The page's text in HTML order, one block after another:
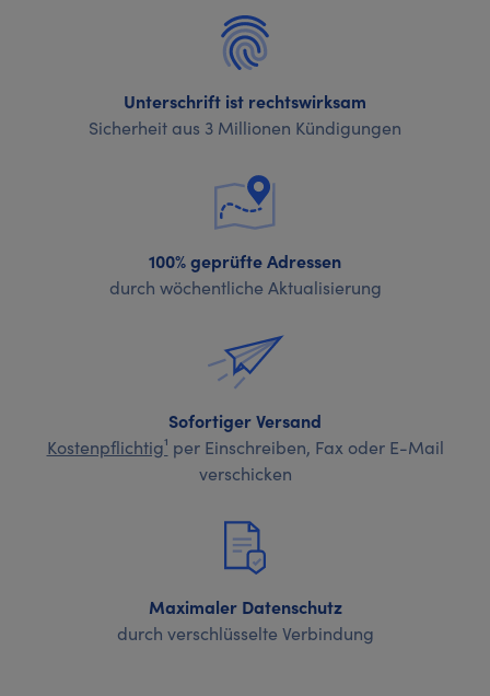
Unterschrift ist rechtswirksam
Sicherheit aus 3 Millionen Kündigungen
100% geprüfte Adressen
durch wöchentliche Aktualisierung
Sofortiger Versand
Kostenpflichtig¹ per Einschreiben, Fax oder E-Mail
verschicken
Maximaler Datenschutz
durch verschlüsselte Verbindung